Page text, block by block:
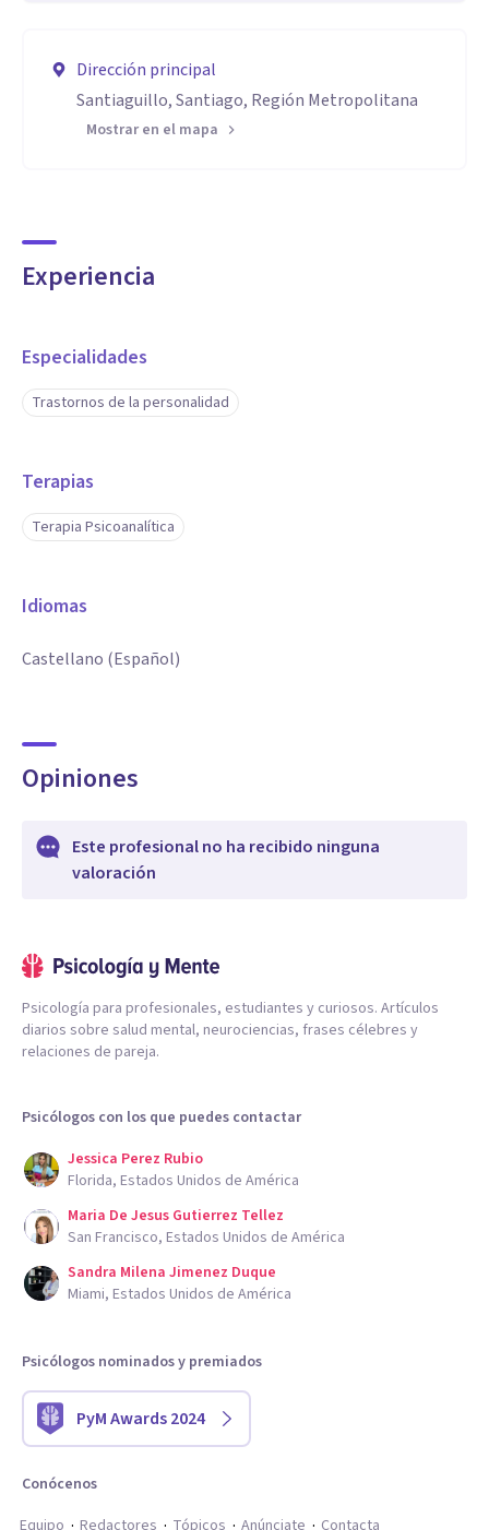
Dirección principal
Santiaguillo, Santiago, Región Metropolitana
Mostrar en el mapa
Experiencia
Especialidades
Trastornos de la personalidad
Terapias
Terapia Psicoanalítica
Idiomas
Castellano (Español)
Opiniones
Este profesional no ha recibido ninguna
valoración
Psicología para profesionales, estudiantes y curiosos. Artículos
diarios sobre salud mental, neurociencias, frases célebres y
relaciones de pareja.
Psicólogos con los que puedes contactar
Jessica Perez Rubio
Florida, Estados Unidos de América
Maria De Jesus Gutierrez Tellez
San Francisco, Estados Unidos de América
Sandra Milena Jimenez Duque
Miami, Estados Unidos de América
Psicólogos nominados y premiados
PyM Awards 2024
Conócenos
Equipo
Redactores Tópicos Anúnciate Contacta